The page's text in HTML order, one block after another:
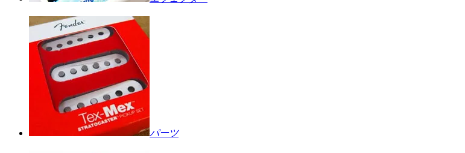
パーツ